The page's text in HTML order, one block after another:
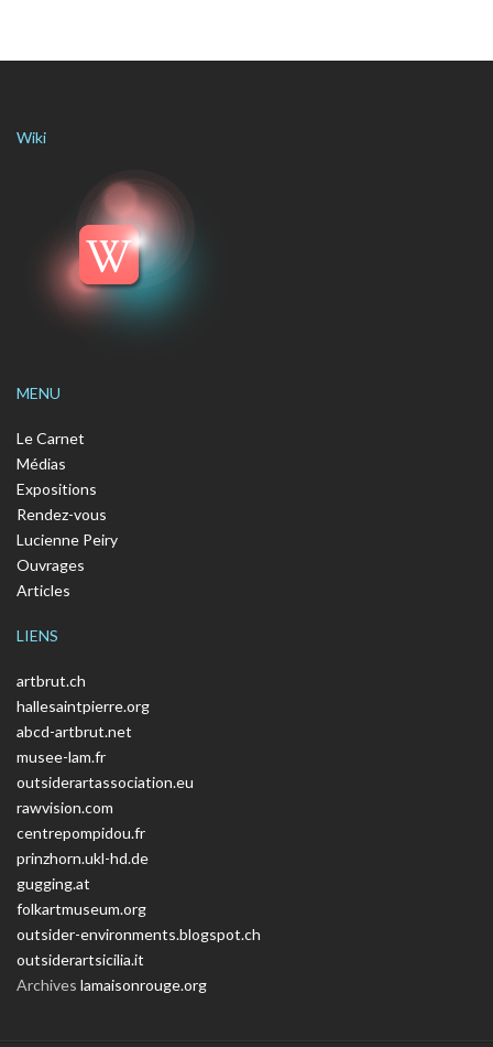
Wiki
MENU
Le Carnet
Médias
Expositions
Rendez-vous
Lucienne Peiry
Ouvrages
Articles
LIENS
artbrut.ch
hallesaintpierre.org
abcd-artbrut.net
musee-lam.fr
outsiderartassociation.eu
rawvision.com
centrepompidou.fr
prinzhorn.ukl-hd.de
gugging.at
folkartmuseum.org
outsider-environments.blogspot.ch
outsiderartsicilia.it
Archives lamaisonrouge.org